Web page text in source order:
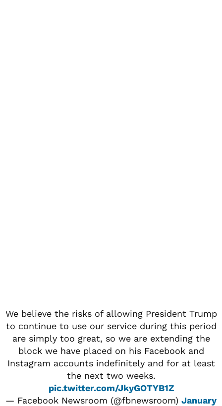
We believe the risks of allowing President Trump
to continue to use our service during this period
are simply too great, so we are extending the
block we have placed on his Facebook and
Instagram accounts indefinitely and for at least
the next two weeks.
pic.twitter.com/JkyGOTYB1Z
— Facebook Newsroom (@fbnewsroom) January